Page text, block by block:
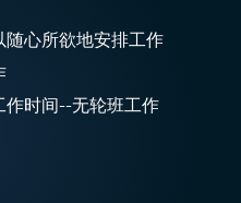
心所欲地安排工作
作时间--无轮班工作